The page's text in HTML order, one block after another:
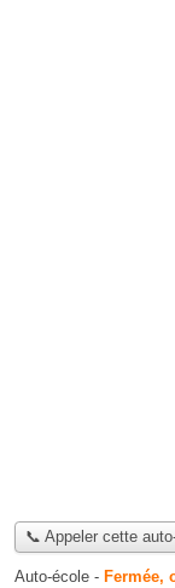
📞 Appeler cette
Auto-école - Fermée,